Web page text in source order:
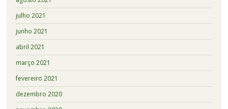
julho 2021
junho 2021
abril 2021
março 2021
fevereiro 2021
dezembro 2020